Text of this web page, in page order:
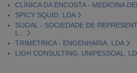
CLÍNICA DA ENCOSTA - MEDICINA
SPICY SQUID, LDA
SIJOAL - SOCIEDADE DE
L...
TRIMÉTRICA - ENGENHARIA, LDA
LIGH CONSULTING, UNIPESSOAL,